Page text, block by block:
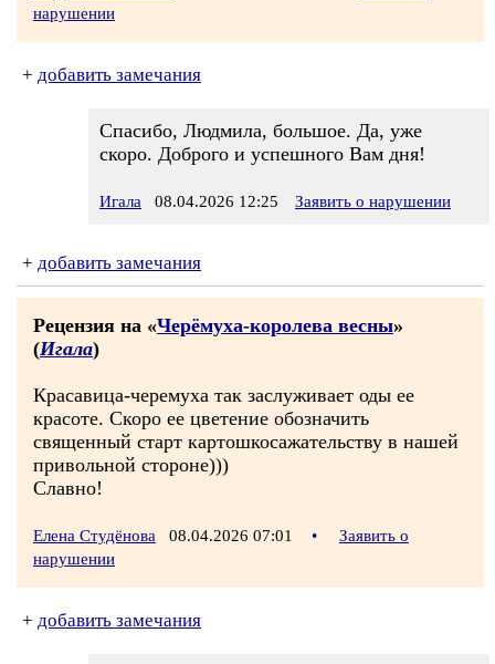
нарушении
+ добавить замечания
Спасибо, Людмила, большое. Да, уже
скоро. Доброго и успешного Вам дня!
Игала 08.04.2026 12:25 Заявить о нарушении
+ добавить замечания
Рецензия на «Черёмуха-королева весны»
(Игала)
Красавица-черемуха так заслуживает оды ее
красоте. Скоро ее цветение обозначить
священный старт картошкосажательству в нашей
привольной стороне)))
Славно!
Елена Студёнова 08.04.2026 07:01 •
Заявить о
нарушении
+ добавить замечания